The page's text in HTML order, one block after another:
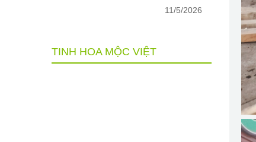
11/5/2026
TINH HOA MỘC VIỆT